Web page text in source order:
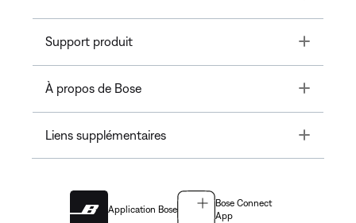
Support produit Toggle
À propos de Bose Toggle
Liens supplémentaires Toggle
Application Bose
Bose Connect
App